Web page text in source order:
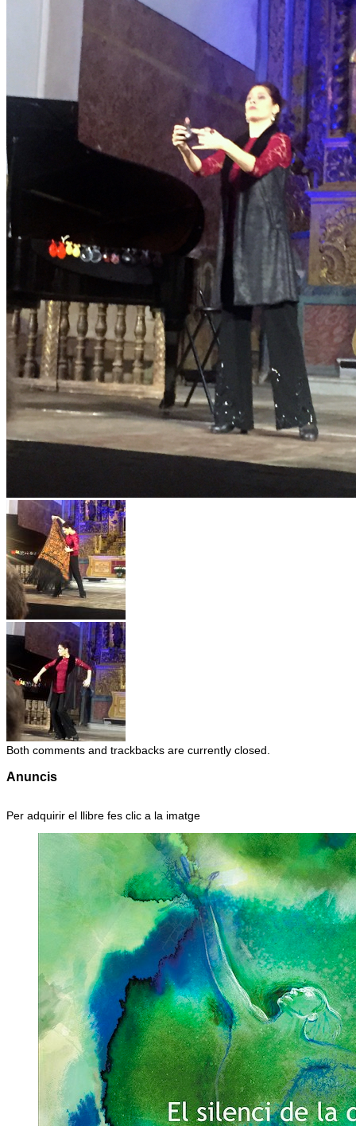
Both comments and trackbacks are currently closed.
Anuncis
Per adquirir el llibre fes clic a la imatge